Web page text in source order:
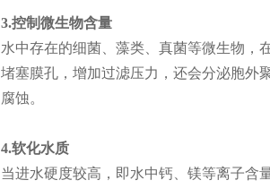
3.控制微生物含量
水中存在的细菌、藻类、真菌等微生物，
堵塞膜孔，增加过滤压力，还会分泌胞外
腐蚀。
4.软化水质
当进水硬度较高，即水中钙、镁等离子含